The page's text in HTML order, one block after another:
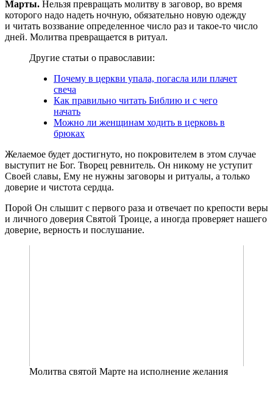
Марты. Нельзя превращать молитву в заговор, во время
которого надо надеть ночную, обязательно новую одежду
и читать воззвание определенное число раз и такое-то число
дней. Молитва превращается в ритуал.
Другие статьи о православии:
Почему в церкви упала, погасла или плачет
свеча
Как правильно читать Библию и с чего
начать
Можно ли женщинам ходить в церковь в
брюках
Желаемое будет достигнуто, но покровителем в этом случае
выступит не Бог. Творец ревнитель. Он никому не уступит
Своей славы, Ему не нужны заговоры и ритуалы, а только
доверие и чистота сердца.
Порой Он слышит с первого раза и отвечает по крепости веры
и личного доверия Святой Троице, а иногда проверяет нашего
доверие, верность и послушание.
Молитва святой Марте на исполнение желания